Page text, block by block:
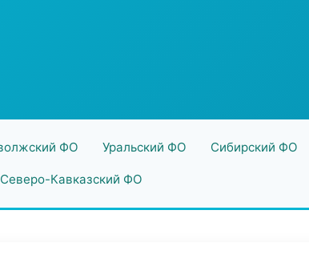
ФО Уральский ФО Сибирский ФО
Северо-Кавказский ФО